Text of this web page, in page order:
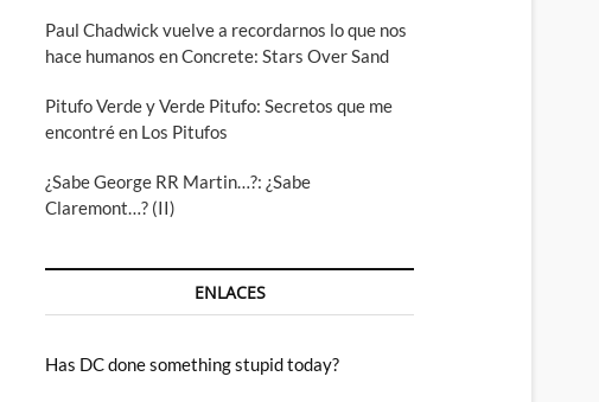
Paul Chadwick vuelve a recordarnos lo que nos
hace humanos en Concrete: Stars Over Sand
Pitufo Verde y Verde Pitufo: Secretos que me
encontré en Los Pitufos
¿Sabe George RR Martin…?: ¿Sabe
Claremont…? (II)
ENLACES
Has DC done something stupid today?